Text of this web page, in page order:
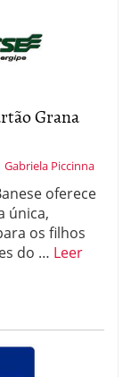
Grana
Gabriela Piccinna
oferece
única,
os filhos
do … Leer